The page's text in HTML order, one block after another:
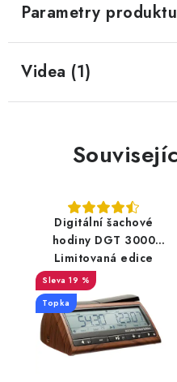
Parametry produktu
Videa (1)
Digitální šachové
hodiny DGT 3000
Limitovaná edice
19 %
Topka